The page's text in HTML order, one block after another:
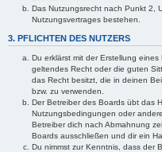
Das Nutzungsrecht nach Punkt 2,
Nutzungsvertrages bestehen.
3. PFLICHTEN DES NUTZERS
Du erklärst mit der Erstellung
geltendes Recht oder die guten
das Recht besitzt, die in deinen
bzw. zu verwenden.
Der Betreiber des Boards übt das
Nutzungsbedingungen oder
Betreiber dich nach Abmahnung
Boards ausschließen und dir ein
Du nimmst zur Kenntnis, dass der